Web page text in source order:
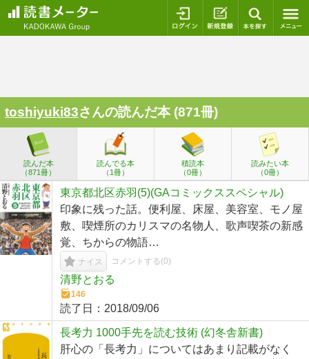
ログイン 新規登録
toshiyuki83さんの読んだ本 (871冊)
読んだ本
（871冊）
読んでる本
（1冊）
積読本
（0冊）
読みたい本
（0冊）
東京都北区赤羽(5)(GAコミックススペシャル)
印象に残った話。便利屋、床屋、美容室、モノ屋
敷、喫煙所のカリスマの名物人、歌声喫茶の新感
覚、ちからの物語…
ナイス コメントする(0)
清野とおる
146
読了日： 2018/09/06
長考力 1000手先を読む技術 (幻冬舎新書)
肝心の「長考力」についてはあまり記載がなく